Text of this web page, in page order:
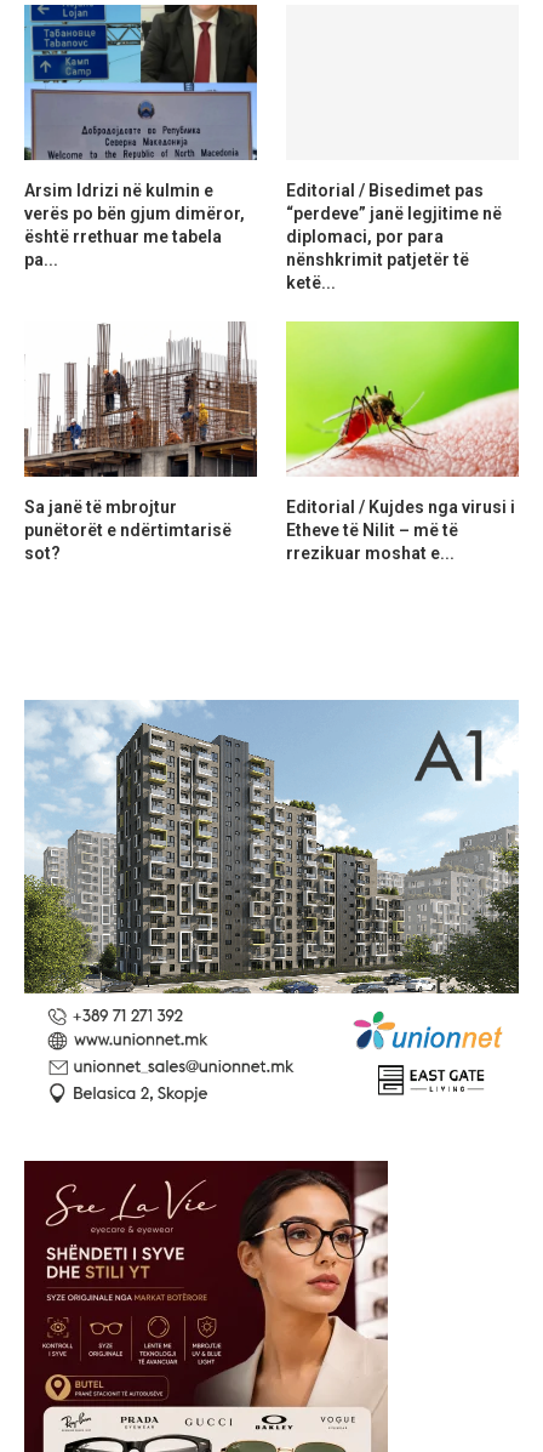
Arsim Idrizi në kulmin e
verës po bën gjum dimëror,
është rrethuar me tabela
pa...
Editorial / Bisedimet pas
“perdeve” janë legjitime në
diplomaci, por para
nënshkrimit patjetër të
ketë...
Sa janë të mbrojtur
punëtorët e ndërtimtarisë
sot?
Editorial / Kujdes nga virusi i
Etheve të Nilit – më të
rrezikuar moshat e...